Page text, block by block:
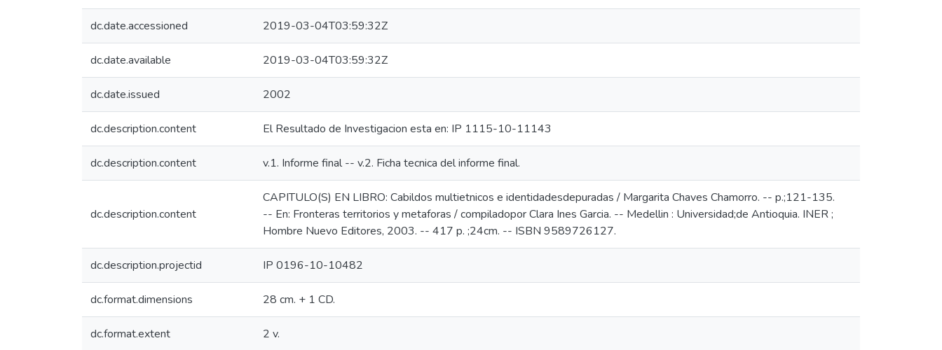
dc.date.accessioned 2019-03-04T03:59:32Z
dc.date.available 2019-03-04T03:59:32Z
dc.date.issued 2002
dc.description.content El Resultado de Investigacion esta en: IP 1115-10-11143
dc.description.content v.1. Informe final -- v.2. Ficha tecnica del informe final.
dc.description.content
CAPITULO(S) EN LIBRO: Cabildos multietnicos e identidadesdepuradas / Margarita Chaves Chamorro. -- p.;121-135.
-- En: Fronteras territorios y metaforas / compiladopor Clara Ines Garcia. -- Medellin : Universidad;de Antioquia. INER ;
Hombre Nuevo Editores, 2003. -- 417 p. ;24cm. -- ISBN 9589726127.
dc.description.projectid IP 0196-10-10482
dc.format.dimensions 28 cm. + 1 CD.
dc.format.extent 2 v.